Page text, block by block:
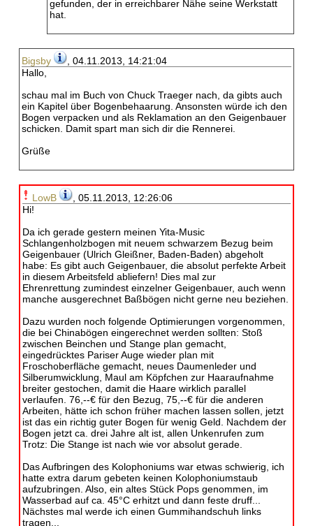
gefunden, der in erreichbarer Nähe seine Werkstatt
hat.
Bigsby
, 04.11.2013, 14:21:04
Hallo,
schau mal im Buch von Chuck Traeger nach, da gibts auch
ein Kapitel über Bogenbehaarung. Ansonsten würde ich den
Bogen verpacken und als Reklamation an den Geigenbauer
schicken. Damit spart man sich dir die Rennerei.
Grüße
LowB
, 05.11.2013, 12:26:06
Hi!
Da ich gerade gestern meinen Yita-Music
Schlangenholzbogen mit neuem schwarzem Bezug beim
Geigenbauer (Ulrich Gleißner, Baden-Baden) abgeholt
habe: Es gibt auch Geigenbauer, die absolut perfekte Arbeit
in diesem Arbeitsfeld abliefern! Dies mal zur
Ehrenrettung zumindest einzelner Geigenbauer, auch wenn
manche ausgerechnet Baßbögen nicht gerne neu beziehen.
Dazu wurden noch folgende Optimierungen vorgenommen,
die bei Chinabögen eingerechnet werden sollten: Stoß
zwischen Beinchen und Stange plan gemacht,
eingedrücktes Pariser Auge wieder plan mit
Froschoberfläche gemacht, neues Daumenleder und
Silberumwicklung, Maul am Köpfchen zur Haaraufnahme
breiter gestochen, damit die Haare wirklich parallel
verlaufen. 76,--€ für den Bezug, 75,--€ für die anderen
Arbeiten, hätte ich schon früher machen lassen sollen, jetzt
ist das ein richtig guter Bogen für wenig Geld. Nachdem der
Bogen jetzt ca. drei Jahre alt ist, allen Unkenrufen zum
Trotz: Die Stange ist nach wie vor absolut gerade.
Das Aufbringen des Kolophoniums war etwas schwierig, ich
hatte extra darum gebeten keinen Kolophoniumstaub
aufzubringen. Also, ein altes Stück Pops genommen, im
Wasserbad auf ca. 45°C erhitzt und dann feste druff...
Nächstes mal werde ich einen Gummihandschuh links
tragen...